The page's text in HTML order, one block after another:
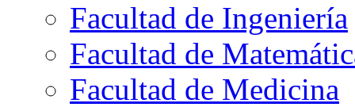
Facultad de Ingeniería
Facultad de
Facultad de Medicina